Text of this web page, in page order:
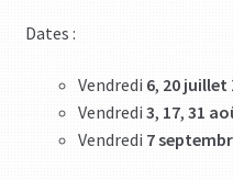
Dates :
Vendredi 6, 20 juillet
Vendredi 3, 17, 31
Vendredi 7